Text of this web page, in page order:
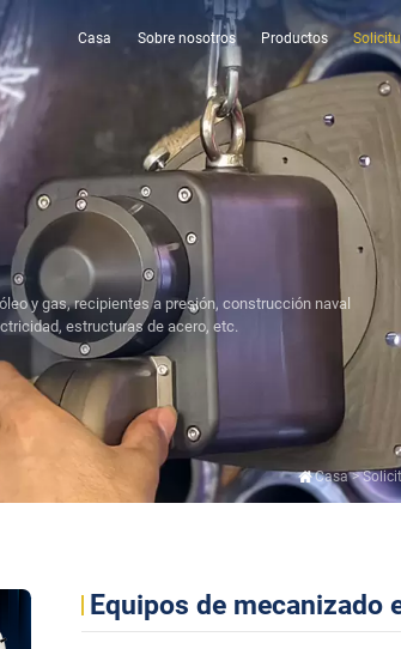
Casa Sobre nosotros Productos
y gas, recipientes a presión, construcción naval
estructuras de acero, etc.
Casa>
Equipos de mecanizado